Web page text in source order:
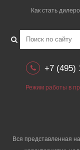
Как стать
+7 (495)
Режим работы в
Вся представленная